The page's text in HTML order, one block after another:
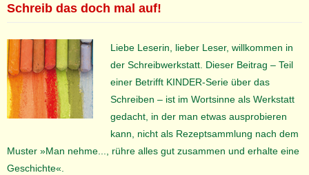
Schreib das doch mal auf!
Liebe Leserin, lieber Leser, willkommen in
der Schreibwerkstatt. Dieser Beitrag – Teil
einer Betrifft KINDER-Serie über das
Schreiben – ist im Wortsinne als Werkstatt
gedacht, in der man etwas ausprobieren
kann, nicht als Rezeptsammlung nach dem
Muster »Man nehme..., rühre alles gut zusammen und erhalte eine
Geschichte«.